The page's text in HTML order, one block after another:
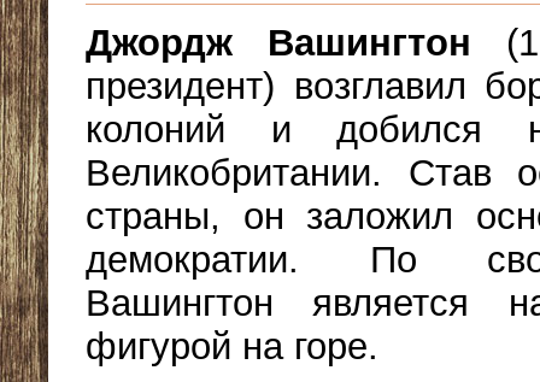
Джордж Вашингтон
президент) возглавил
колоний и добился
Великобритании. Став
страны, он заложил
демократии. По
Вашингтон является
фигурой на горе.